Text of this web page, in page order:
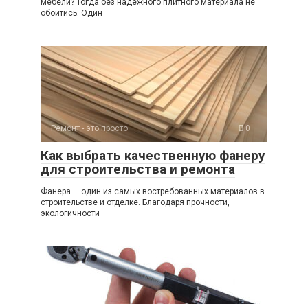
обойтись. Один
Ремонт - это просто 0
Как выбрать качественную фанеру
для строительства и ремонта
Фанера — один из самых востребованных материалов в
строительстве и отделке. Благодаря прочности,
экологичности